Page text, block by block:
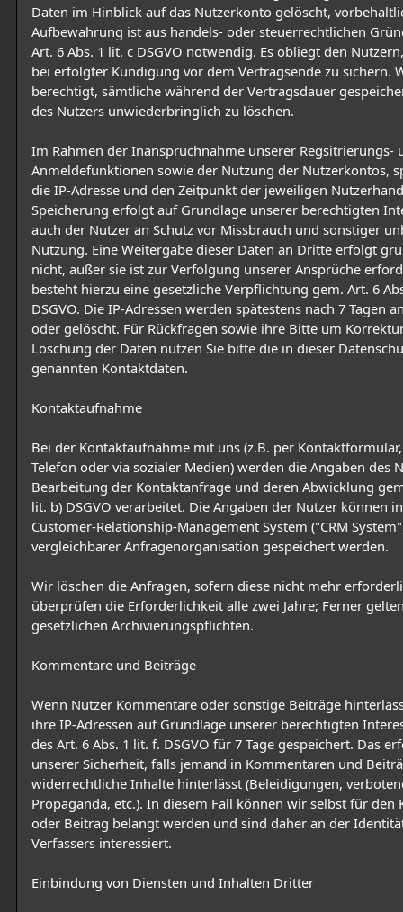
Daten im Hinblick auf das Nutzerkonto gelöscht,
Aufbewahrung ist aus handels- oder steuerrechtlichen
Art. 6 Abs. 1 lit. c DSGVO notwendig. Es obliegt den
bei erfolgter Kündigung vor dem Vertragsende zu sichern.
berechtigt, sämtliche während der Vertragsdauer
des Nutzers unwiederbringlich zu löschen.
Im Rahmen der Inanspruchnahme unserer Regsitrierungs-
Anmeldefunktionen sowie der Nutzung der Nutzerkontos,
die IP-Adresse und den Zeitpunkt der jeweiligen
Speicherung erfolgt auf Grundlage unserer berechtigten
auch der Nutzer an Schutz vor Missbrauch und sonstiger
Nutzung. Eine Weitergabe dieser Daten an Dritte erfolgt
nicht, außer sie ist zur Verfolgung unserer Ansprüche
besteht hierzu eine gesetzliche Verpflichtung gem. Art. 6
DSGVO. Die IP-Adressen werden spätestens nach 7 Tagen
oder gelöscht. Für Rückfragen sowie ihre Bitte um
Löschung der Daten nutzen Sie bitte die in dieser
genannten Kontaktdaten.
Kontaktaufnahme
Bei der Kontaktaufnahme mit uns (z.B. per
Telefon oder via sozialer Medien) werden die Angaben des
Bearbeitung der Kontaktanfrage und deren Abwicklung
lit. b) DSGVO verarbeitet. Die Angaben der Nutzer können
Customer-Relationship-Management System ("CRM
vergleichbarer Anfragenorganisation gespeichert werden.
Wir löschen die Anfragen, sofern diese nicht mehr
überprüfen die Erforderlichkeit alle zwei Jahre; Ferner
gesetzlichen Archivierungspflichten.
Kommentare und Beiträge
Wenn Nutzer Kommentare oder sonstige Beiträge
ihre IP-Adressen auf Grundlage unserer berechtigten
des Art. 6 Abs. 1 lit. f. DSGVO für 7 Tage gespeichert. Das
unserer Sicherheit, falls jemand in Kommentaren und
widerrechtliche Inhalte hinterlässt (Beleidigungen,
Propaganda, etc.). In diesem Fall können wir selbst für den
oder Beitrag belangt werden und sind daher an der
Verfassers interessiert.
Einbindung von Diensten und Inhalten Dritter